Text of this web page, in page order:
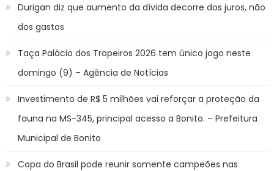
Durigan diz que aumento da dívida decorre dos juros, não
dos gastos
Taça Palácio dos Tropeiros 2026 tem único jogo neste
domingo (9) – Agência de Notícias
Investimento de R$ 5 milhões vai reforçar a proteção da
fauna na MS-345, principal acesso a Bonito. – Prefeitura
Municipal de Bonito
Copa do Brasil pode reunir somente campeões nas